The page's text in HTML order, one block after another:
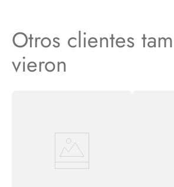
Otros clientes
vieron